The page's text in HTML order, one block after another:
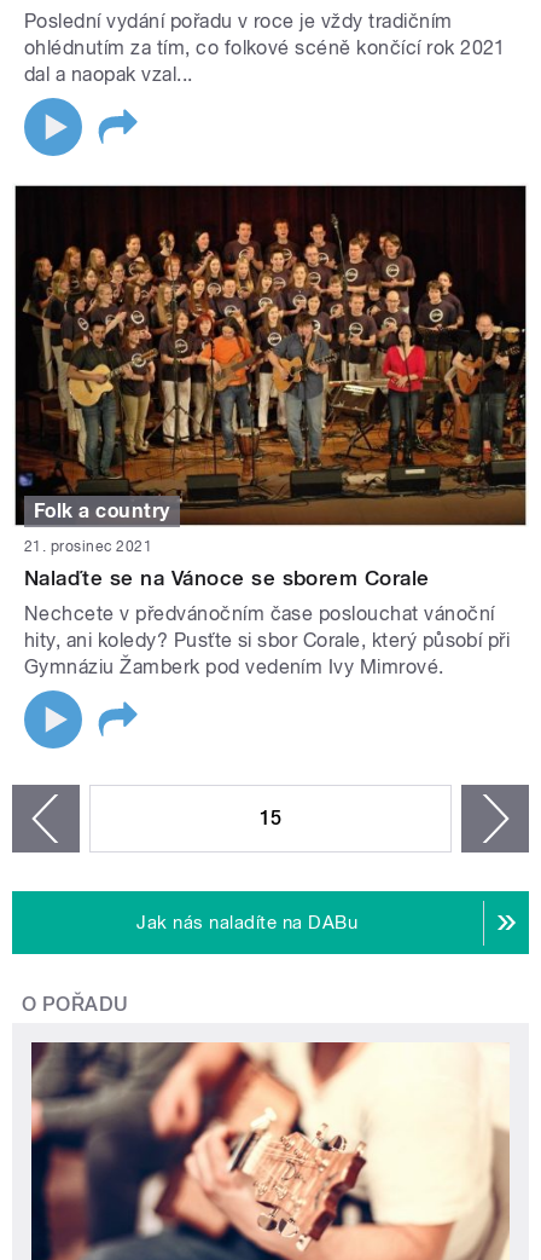
Poslední vydání pořadu v roce je vždy tradičním
ohlédnutím za tím, co folkové scéně končící rok 2021
dal a naopak vzal...
Folk a country
21. prosinec 2021
Nalaďte se na Vánoce se sborem Corale
Nechcete v předvánočním čase poslouchat vánoční
hity, ani koledy? Pusťte si sbor Corale, který působí při
Gymnáziu Žamberk pod vedením Ivy Mimrové.
15
Jak nás naladíte na DABu
O POŘADU